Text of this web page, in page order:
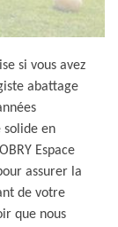
si vous avez
abattage
solide en
Espace
assurer la
de votre
que nous